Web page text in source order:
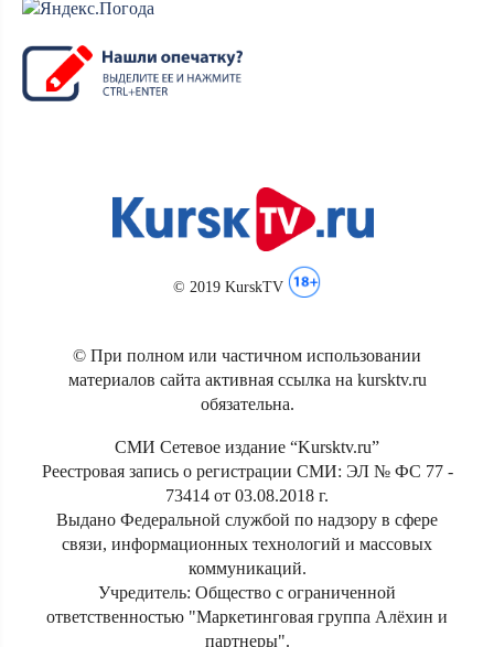
© 2019 KurskTV
© При полном или частичном использовании
материалов сайта активная ссылка на kursktv.ru
обязательна.
СМИ Сетевое издание “Kursktv.ru”
Реестровая запись о регистрации СМИ: ЭЛ № ФС 77 -
73414 от 03.08.2018 г.
Выдано Федеральной службой по надзору в сфере
связи, информационных технологий и массовых
коммуникаций.
Учредитель: Общество с ограниченной
ответственностью "Маркетинговая группа Алёхин и
партнеры".